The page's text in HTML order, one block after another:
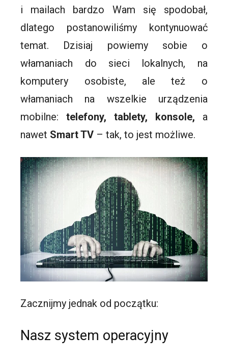
i mailach bardzo Wam się spodobał,
dlatego postanowiliśmy kontynuować
temat. Dzisiaj powiemy sobie o
włamaniach do sieci lokalnych, na
komputery osobiste, ale też o
włamaniach na wszelkie urządzenia
mobilne: telefony, tablety, konsole, a
nawet Smart TV – tak, to jest możliwe.
Zacznijmy jednak od początku:
Nasz system operacyjny